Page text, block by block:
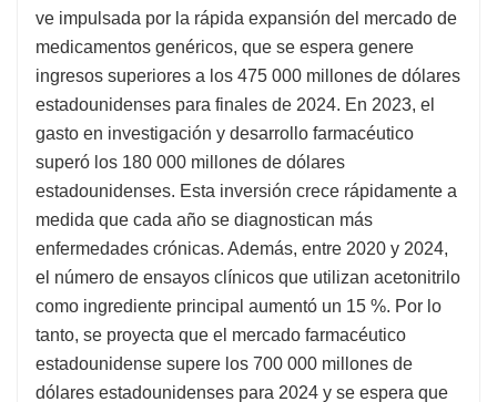
ve impulsada por la rápida expansión del mercado de
medicamentos genéricos, que se espera genere
ingresos superiores a los 475 000 millones de dólares
estadounidenses para finales de 2024. En 2023, el
gasto en investigación y desarrollo farmacéutico
superó los 180 000 millones de dólares
estadounidenses. Esta inversión crece rápidamente a
medida que cada año se diagnostican más
enfermedades crónicas. Además, entre 2020 y 2024,
el número de ensayos clínicos que utilizan acetonitrilo
como ingrediente principal aumentó un 15 %. Por lo
tanto, se proyecta que el mercado farmacéutico
estadounidense supere los 700 000 millones de
dólares estadounidenses para 2024 y se espera que